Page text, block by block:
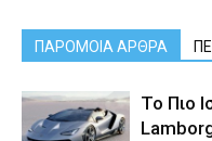
ΠΑΡΟΜΟΙΑ ΑΡΘΡΑ
Το Πιο